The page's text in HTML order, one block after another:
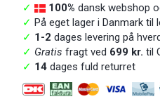
✓ 100% dansk webshop
✓ På eget lager i Danmark til
✓ 1-2 dages levering på
✓ Gratis fragt ved 699 kr. til
✓ 14dages fuld returret